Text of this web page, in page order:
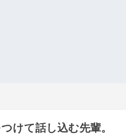
けて話し込む先輩。